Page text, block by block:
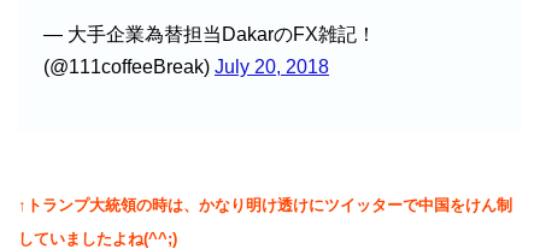
— 大手企業為替担当DakarのFX雑記！
(@111coffeeBreak) July 20, 2018
↑トランプ大統領の時は、かなり明け透けにツイッターで中国をけん制
していましたよね(^^;)